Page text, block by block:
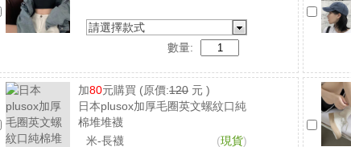
請選擇款式
數量:
加80元購買 (原價:120 元 )
日本plusox加厚毛圈英文螺紋口純
棉堆堆襪
米-長襪
(現貨)